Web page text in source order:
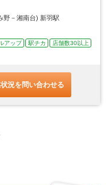
野－湘南台) 新羽駅
アップ 駅チカ
店舗数30以上
況を問い合わせる